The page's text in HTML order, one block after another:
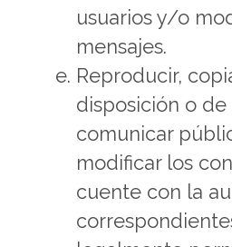
usuarios y/o
mensajes.
Reproducir,
disposición o
comunicar
modificar los
cuente con la